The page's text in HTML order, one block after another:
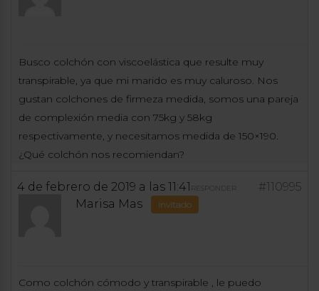
Busco colchón con viscoelástica que resulte muy
transpirable, ya que mi marido es muy caluroso. Nos
gustan colchones de firmeza medida, somos una pareja
de complexión media con 75kg y 58kg
respectivamente, y necesitamos medida de 150×190.
¿Qué colchón nos recomiendan?
4 de febrero de 2019 a las 11:41 #110995
RESPONDER
Marisa Mas Invitado
Como colchón cómodo y transpirable , le puedo